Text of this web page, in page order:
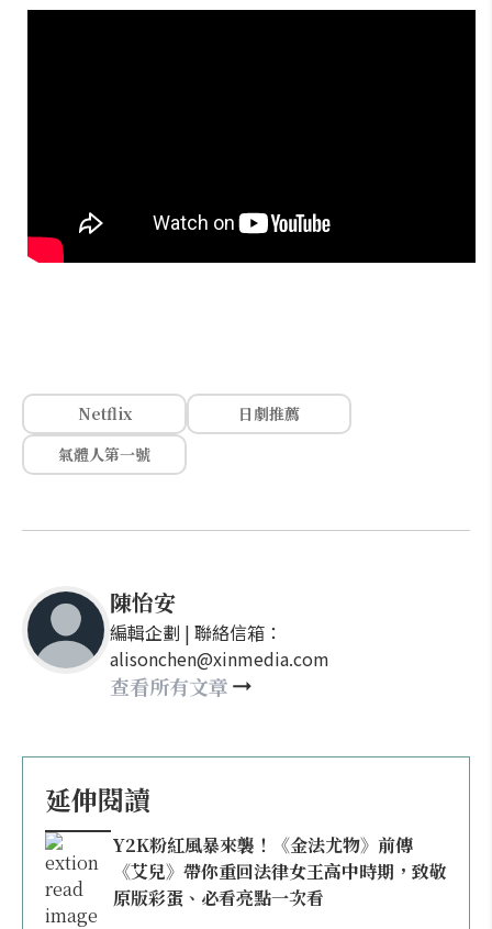
Netflix
日劇推薦
氣體人第一號
陳怡安
編輯企劃 | 聯絡信箱：
alisonchen@xinmedia.com
查看所有文章
延伸閱讀
Y2K粉紅風暴來襲！《金法尤物》前傳
《艾兒》帶你重回法律女王高中時期，致敬
原版彩蛋、必看亮點一次看